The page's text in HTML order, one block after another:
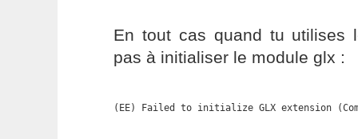
En tout cas quand tu utilises
pas à initialiser le module glx :
(EE) Failed to initialize GLX extension